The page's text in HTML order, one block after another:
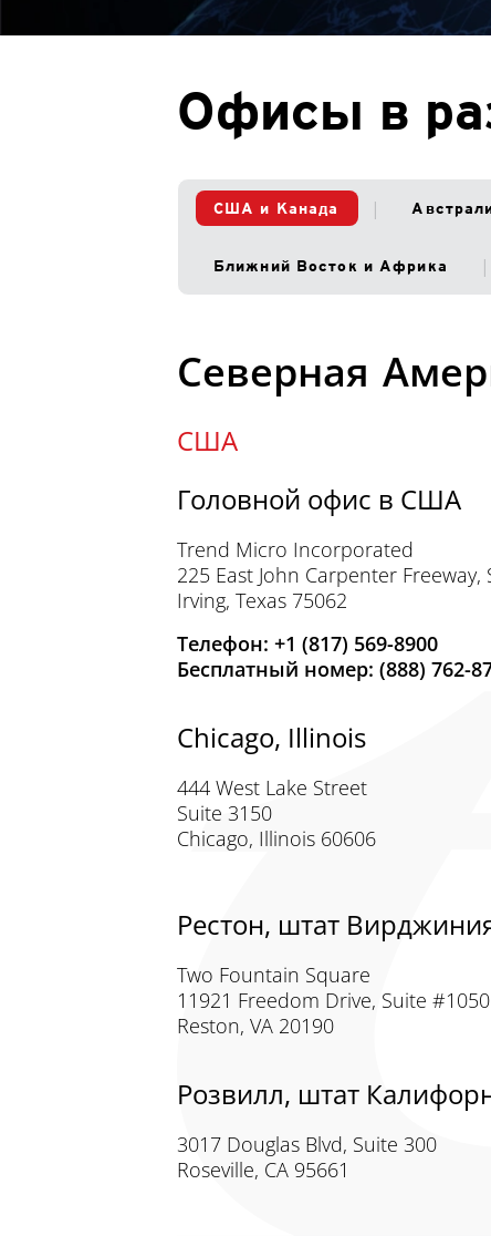
Офисы в
США и Канада
Ближний Восток и Африка
Северная
США
Головной офис в США
Trend Micro Incorporated
225 East John Carpenter Freeway,
Irving, Texas 75062
Телефон: +1 (817) 569-8900
Бесплатный номер: (888) 762-
Chicago, Illinois
444 West Lake Street
Suite 3150
Chicago, Illinois 60606
Рестон, штат
Two Fountain Square
11921 Freedom Drive, Suite #1050
Reston, VA 20190
Розвилл, штат
3017 Douglas Blvd, Suite 300
Roseville, CA 95661